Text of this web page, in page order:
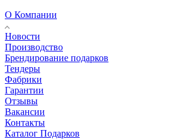
О Компании
Новости
Производство
Брендирование подарков
Тендеры
Фабрики
Гарантии
Отзывы
Вакансии
Контакты
Каталог Подарков